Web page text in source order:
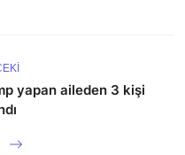
yapan aileden 3 kişi